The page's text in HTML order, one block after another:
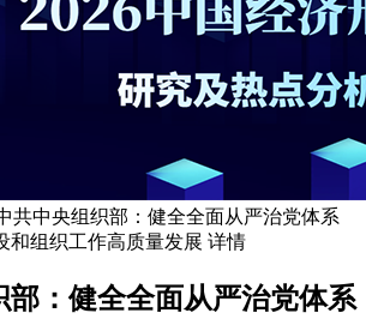
共中央组织部：健全全面从严治党体系
和组织工作高质量发展 详情
部：健全全面从严治党体系